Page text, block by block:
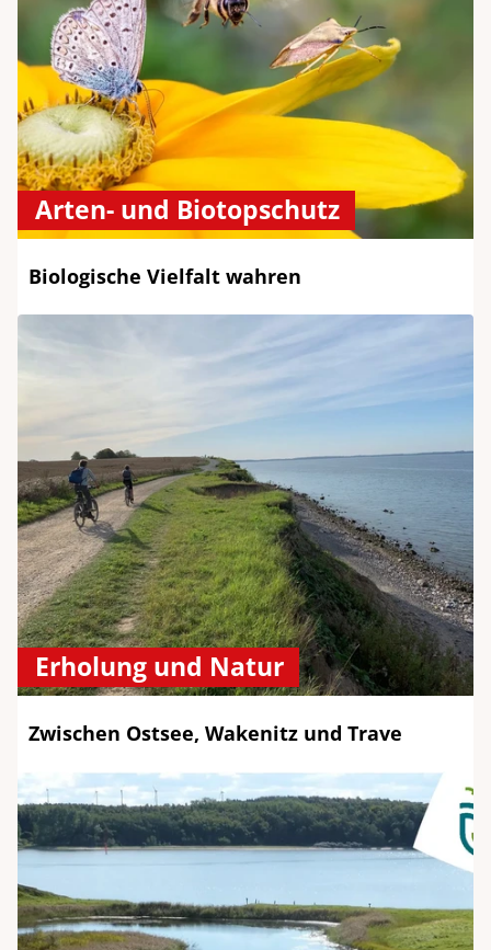
Arten- und Biotopschutz
Biologische Vielfalt wahren
Erholung und Natur
Zwischen Ostsee, Wakenitz und Trave